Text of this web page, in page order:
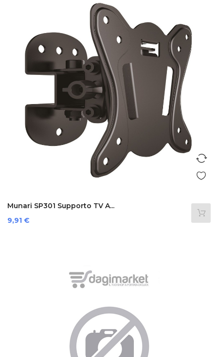
Munari SP301 Supporto TV A...
Prezzo
9,91 €